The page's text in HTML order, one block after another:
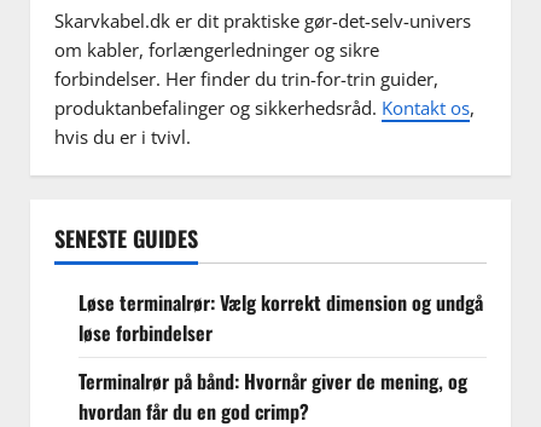
Skarvkabel.dk er dit praktiske gør-det-selv-univers
om kabler, forlængerledninger og sikre
forbindelser. Her finder du trin-for-trin guider,
produktanbefalinger og sikkerhedsråd. Kontakt os,
hvis du er i tvivl.
SENESTE GUIDES
Løse terminalrør: Vælg korrekt dimension og undgå
løse forbindelser
Terminalrør på bånd: Hvornår giver de mening, og
hvordan får du en god crimp?